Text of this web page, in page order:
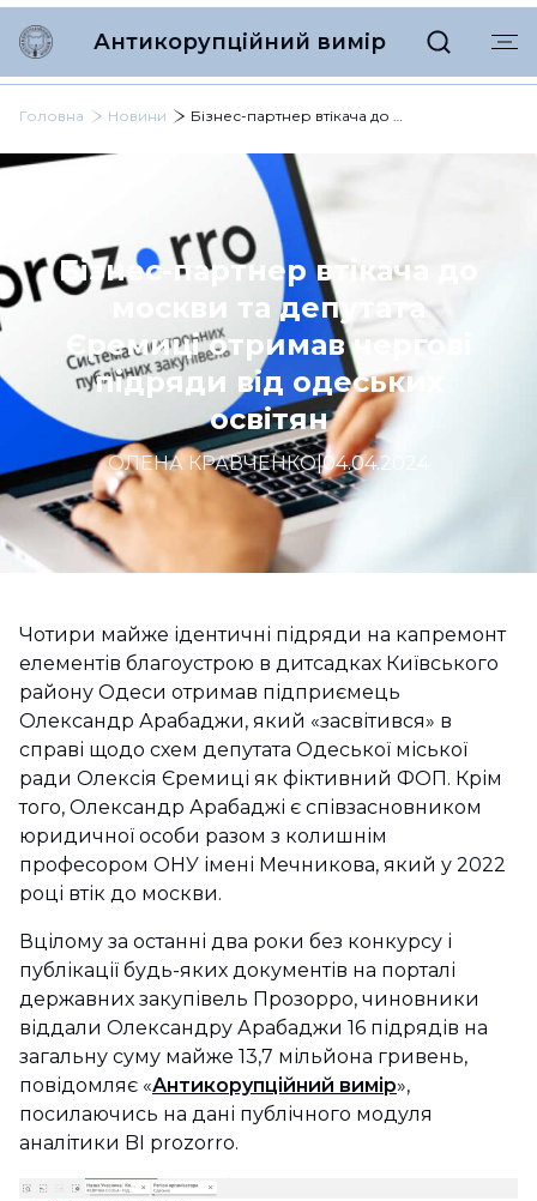
Антикорупційний вимір
Головна Новини Бізнес-партнер втікача до москви та депутата Єремиці отримав чергові підряди від одеських освітян
Бізнес-партнер втікача до
москви та депутата
Єремиці отримав чергові
підряди від одеських
освітян
ОЛЕНА КРАВЧЕНКО|04.04.2024
Чотири майже ідентичні підряди на капремонт
елементів благоустрою в дитсадках Київського
району Одеси отримав підприємець
Олександр Арабаджи, який «засвітився» в
справі щодо схем депутата Одеської міської
ради Олексія Єремиці як фіктивний ФОП. Крім
того, Олександр Арабаджі є співзасновником
юридичної особи разом з колишнім
професором ОНУ імені Мечникова, який у 2022
році втік до москви.
Вцілому за останні два роки без конкурсу і
публікації будь-яких документів на порталі
державних закупівель Прозорро, чиновники
віддали Олександру Арабаджи 16 підрядів на
загальну суму майже 13,7 мільйона гривень,
повідомляє «Антикорупційний вимір»,
посилаючись на дані публічного модуля
аналітики BI prozorro.